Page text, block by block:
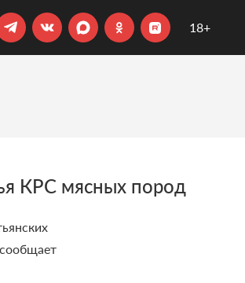
18+
КРС мясных пород
сообщает